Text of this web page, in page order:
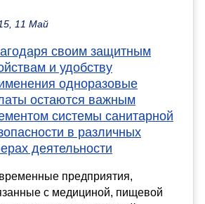
11 Май
своим защитным
и удобству
одноразовые
остаются важным
системы санитарной
в различных
деятельности
предприятия,
с медициной, пищевой